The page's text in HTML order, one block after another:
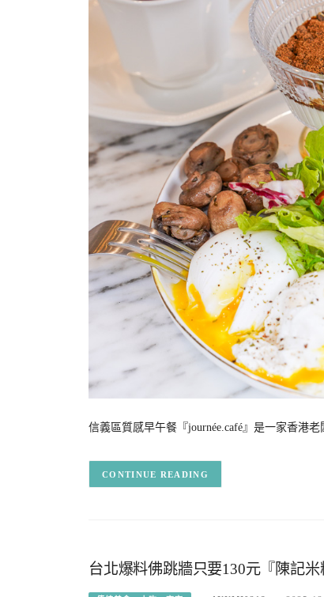
信義區質感早午餐『journée.café』是一家香港
CONTINUE READING
台北爆料佛跳牆只要130元『陳記